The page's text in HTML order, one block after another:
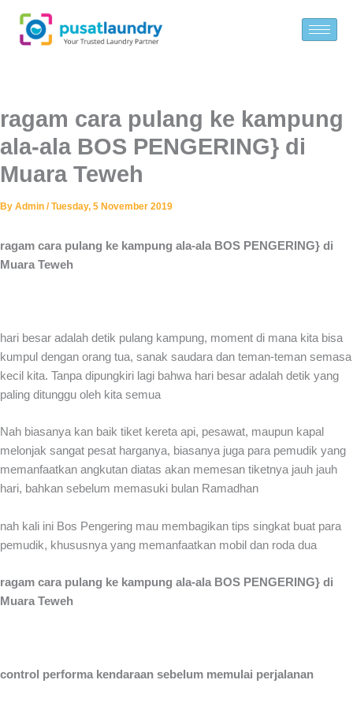
content
ragam cara pulang ke kampung
ala-ala BOS PENGERING} di
Muara Teweh
By Admin /Tuesday, 5 November 2019
ragam cara pulang ke kampung ala-ala BOS PENGERING} di
Muara Teweh
hari besar adalah detik pulang kampung, moment di mana kita bisa
kumpul dengan orang tua, sanak saudara dan teman-teman semasa
kecil kita. Tanpa dipungkiri lagi bahwa hari besar adalah detik yang
paling ditunggu oleh kita semua
Nah biasanya kan baik tiket kereta api, pesawat, maupun kapal
melonjak sangat pesat harganya, biasanya juga para pemudik yang
memanfaatkan angkutan diatas akan memesan tiketnya jauh jauh
hari, bahkan sebelum memasuki bulan Ramadhan
nah kali ini Bos Pengering mau membagikan tips singkat buat para
pemudik, khususnya yang memanfaatkan mobil dan roda dua
ragam cara pulang ke kampung ala-ala BOS PENGERING} di
Muara Teweh
control performa kendaraan sebelum memulai perjalanan